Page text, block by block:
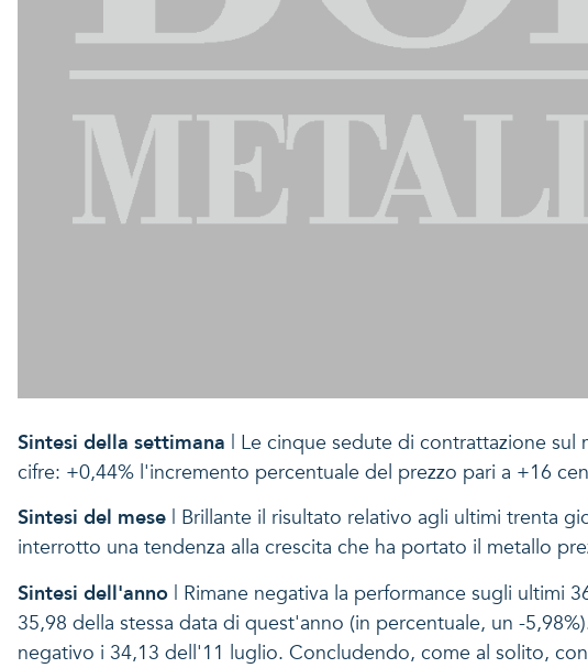
Sintesi della settimana | Le cinque sedute di contrattazione
cifre: +0,44% l'incremento percentuale del prezzo pari a +16
Sintesi del mese | Brillante il risultato relativo agli ultimi trenta
interrotto una tendenza alla crescita che ha portato il metallo
Sintesi dell'anno | Rimane negativa la performance sugli ultimi
35,98 della stessa data di quest'anno (in percentuale, un -
negativo i 34,13 dell'11 luglio. Concludendo, come al solito,